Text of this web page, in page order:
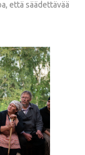
että säädettävää